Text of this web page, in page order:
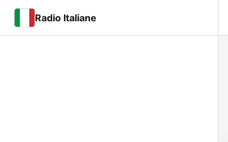
Radio Italiane